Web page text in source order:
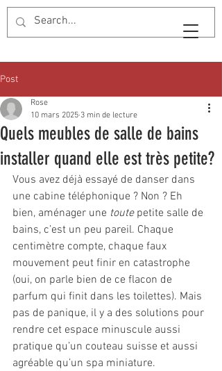
Post
Quels meubles de salle de bains
installer quand elle est très petite?
Rose
10 mars 2025 3 min de lecture
Vous avez déjà essayé de danser dans
une cabine téléphonique ? Non ? Eh
bien, aménager une toute petite salle de
bains, c’est un peu pareil. Chaque
centimètre compte, chaque faux
mouvement peut finir en catastrophe
(oui, on parle bien de ce flacon de
parfum qui finit dans les toilettes). Mais
pas de panique, il y a des solutions pour
rendre cet espace minuscule aussi
pratique qu’un couteau suisse et aussi
agréable qu’un spa miniature.